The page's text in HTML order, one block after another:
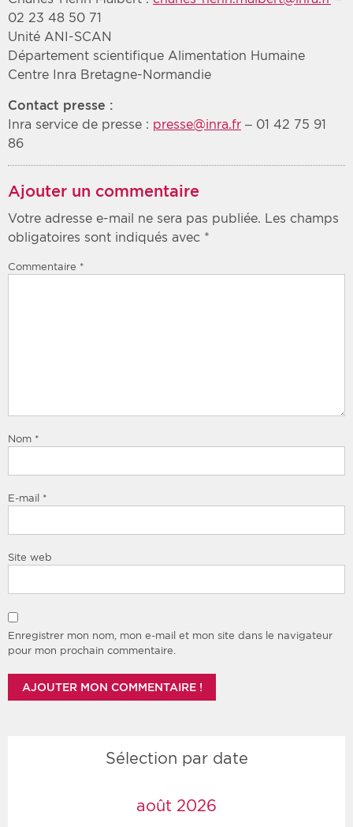
02 23 48 50 71
Unité ANI-SCAN
Département scientifique Alimentation Humaine
Centre Inra Bretagne-Normandie
Contact presse :
Inra service de presse : presse@inra.fr – 01 42 75 91
86
Ajouter un commentaire
Votre adresse e-mail ne sera pas publiée. Les champs
obligatoires sont indiqués avec *
Commentaire *
Nom *
E-mail *
Site web
Enregistrer mon nom, mon e-mail et mon site dans le navigateur
pour mon prochain commentaire.
Sélection par date
août 2026